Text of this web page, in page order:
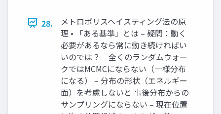
28.
メトロポリスヘイスティング法の原
理 • 「ある基準」とは ‒ 疑問：動く
必要があるなら常に動き続ければい
いのでは？ ‒ 全くのランダムウォー
クではMCMCにならない（一様分布
になる） ‒ 分布の形状（エネルギー
面）を考慮しないと 事後分布からの
サンプリングにならない ‒ 現在位置